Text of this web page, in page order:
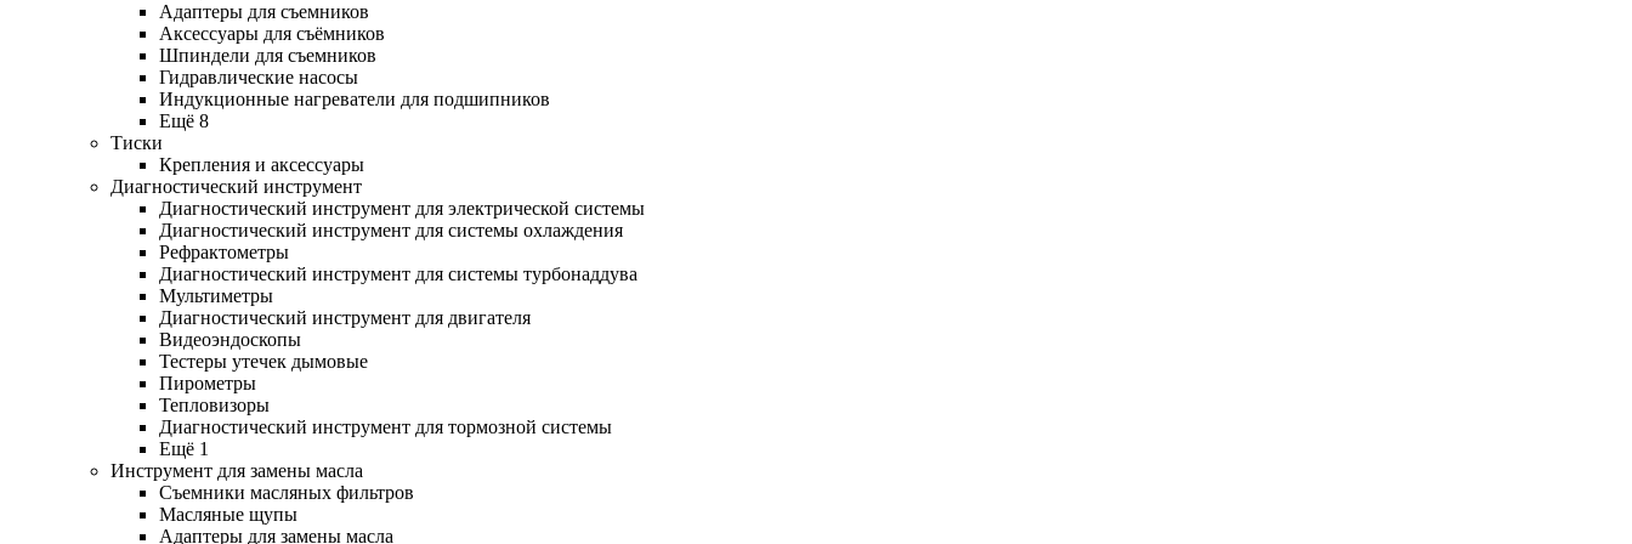
Адаптеры для съемников
Аксессуары для съёмников
Шпиндели для съемников
Гидравлические насосы
Индукционные нагреватели для подшипников
Ещё 8
Тиски
Крепления и аксессуары
Диагностический инструмент
Диагностический инструмент для электрической системы
Диагностический инструмент для системы охлаждения
Рефрактометры
Диагностический инструмент для системы турбонаддува
Мультиметры
Диагностический инструмент для двигателя
Видеоэндоскопы
Тестеры утечек дымовые
Пирометры
Тепловизоры
Диагностический инструмент для тормозной системы
Ещё 1
Инструмент для замены масла
Съемники масляных фильтров
Масляные щупы
Адаптеры для замены масла